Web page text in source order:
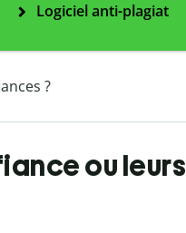
Logiciel anti-plagiat
?
ou leurs